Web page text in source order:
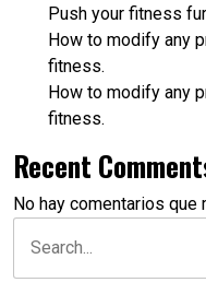
Push your fitness
How to modify any
fitness.
How to modify any
fitness.
Recent
No hay comentarios que
for: